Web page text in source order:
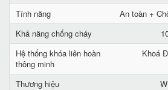
Tính năng
An toàn +
Khả năng chống cháy
Hệ thống khóa liên hoàn
thông minh
Khoá
Thương hiệu